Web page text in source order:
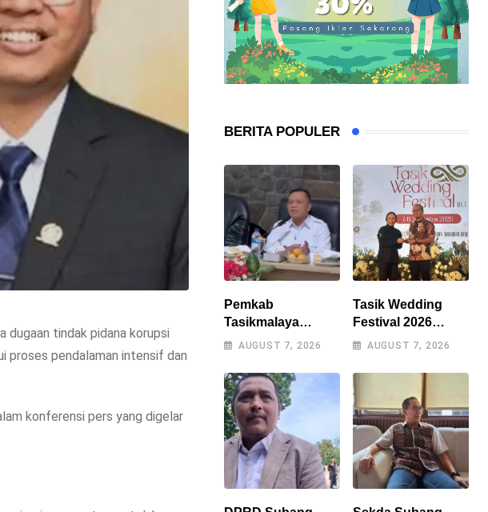
dugaan tindak pidana korupsi
proses pendalaman intensif dan
konferensi pers yang digelar
BERITA POPULER
Pemkab
Tasikmalaya
Percepat
Kekeringan,
Sumur Bor Tiap
Kecamatan Jadi
Prioritas
AUGUST 7, 2026
Tasik Wedding
Festival 2026
Resmi Digelar, Wali
Perputaran
Ekonomi Lampaui
Rp15 Miliar
AUGUST 7, 2026